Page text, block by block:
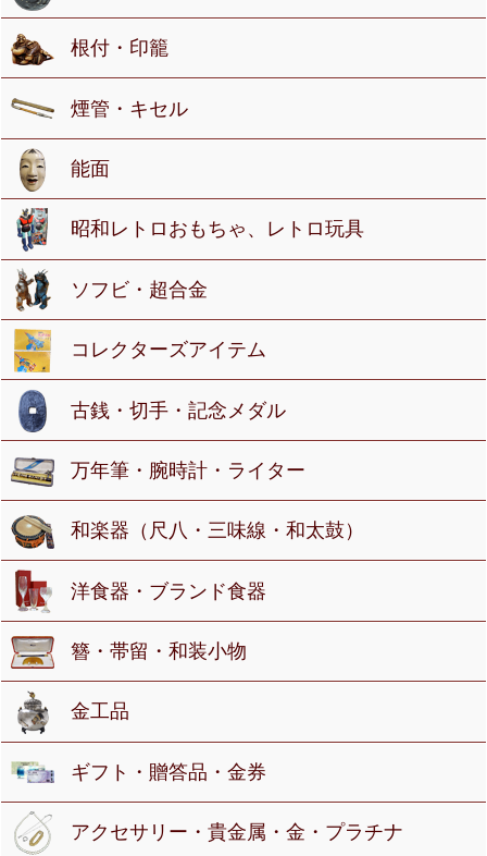
根付・印籠
煙管・キセル
能面
昭和レトロおもちゃ、レトロ玩具
ソフビ・超合金
コレクターズアイテム
古銭・切手・記念メダル
万年筆・腕時計・ライター
和楽器（尺八・三味線・和太鼓）
洋食器・ブランド食器
簪・帯留・和装小物
金工品
ギフト・贈答品・金券
アクセサリー・貴金属・金・プラチナ